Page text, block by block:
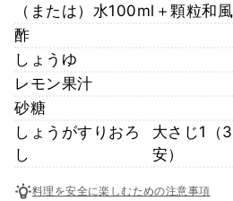
（または）水100ml＋顆粒和
酢
しょうゆ
レモン果汁
砂糖
しょうがすりおろ
し
大さじ1（
安）
料理を安全に楽しむための注意事項